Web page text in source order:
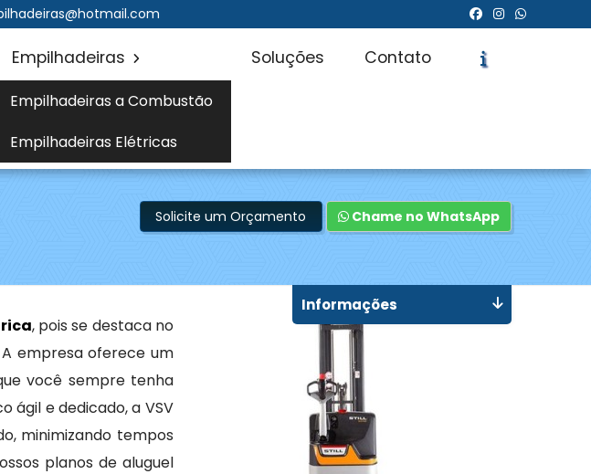
Empilhadeiras
Empilhadeiras a Combustão
Empilhadeiras Elétricas
Soluções Contato
Solicite um Orçamento Chame no WhatsApp
, pois se destaca no
empresa oferece um
você sempre tenha
ágil e dedicado, a VSV
minimizando tempos
planos de aluguel
Informações